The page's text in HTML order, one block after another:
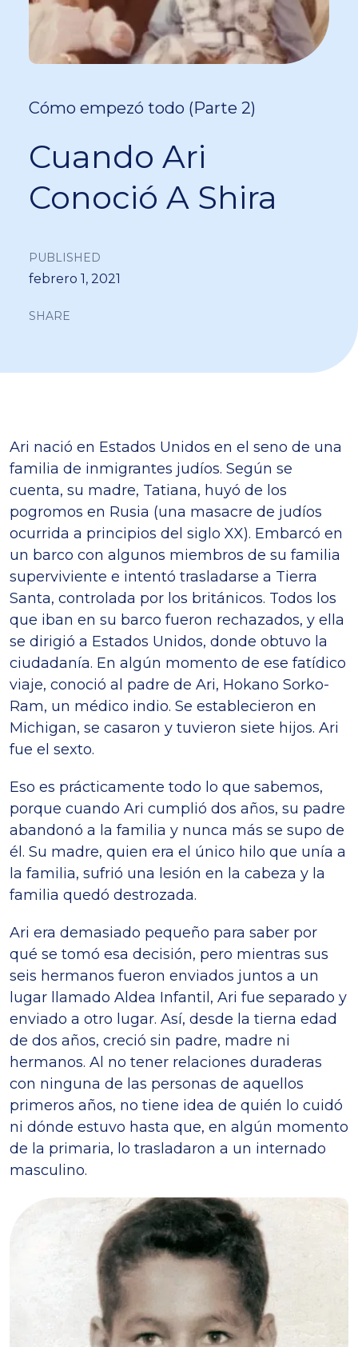
Cómo empezó todo (Parte 2)
Cuando Ari
Conoció A Shira
PUBLISHED
febrero 1, 2021
SHARE
Ari nació en Estados Unidos en el seno de una
familia de inmigrantes judíos. Según se
cuenta, su madre, Tatiana, huyó de los
pogromos en Rusia (una masacre de judíos
ocurrida a principios del siglo XX). Embarcó en
un barco con algunos miembros de su familia
superviviente e intentó trasladarse a Tierra
Santa, controlada por los británicos. Todos los
que iban en su barco fueron rechazados, y ella
se dirigió a Estados Unidos, donde obtuvo la
ciudadanía. En algún momento de ese fatídico
viaje, conoció al padre de Ari, Hokano Sorko-
Ram, un médico indio. Se establecieron en
Michigan, se casaron y tuvieron siete hijos. Ari
fue el sexto.
Eso es prácticamente todo lo que sabemos,
porque cuando Ari cumplió dos años, su padre
abandonó a la familia y nunca más se supo de
él. Su madre, quien era el único hilo que unía a
la familia, sufrió una lesión en la cabeza y la
familia quedó destrozada.
Ari era demasiado pequeño para saber por
qué se tomó esa decisión, pero mientras sus
seis hermanos fueron enviados juntos a un
lugar llamado Aldea Infantil, Ari fue separado y
enviado a otro lugar. Así, desde la tierna edad
de dos años, creció sin padre, madre ni
hermanos. Al no tener relaciones duraderas
con ninguna de las personas de aquellos
primeros años, no tiene idea de quién lo cuidó
ni dónde estuvo hasta que, en algún momento
de la primaria, lo trasladaron a un internado
masculino.